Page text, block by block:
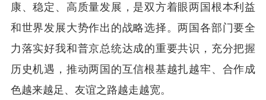
康、稳定、高质量发展，是双方着眼两国根本利益
和世界发展大势作出的战略选择。两国各部门要全
力落实好我和普京总统达成的重要共识，充分把握
历史机遇，推动两国的互信根基越扎越牢、合作成
色越来越足、友谊之路越走越宽。